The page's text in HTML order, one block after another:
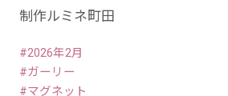
制作ルミネ町田
2026年2月
ガーリー
マグネット